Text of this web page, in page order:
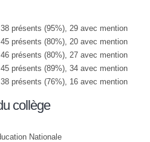
présents (95%), 29 avec mention
présents (80%), 20 avec mention
présents (80%), 27 avec mention
présents (89%), 34 avec mention
présents (76%), 16 avec mention
collège
Nationale